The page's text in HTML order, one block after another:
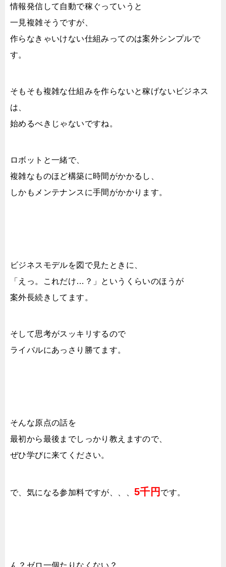
情報発信して自動で稼ぐっていうと
一見複雑そうですが、
作らなきゃいけない仕組みってのは案外シンプルで
す。
そもそも複雑な仕組みを作らないと稼げないビジネス
は、
始めるべきじゃないですね。
ロボットと一緒で、
複雑なものほど構築に時間がかかるし、
しかもメンテナンスに手間がかかります。
ビジネスモデルを図で見たときに、
「えっ。これだけ…？」というくらいのほうが
案外長続きしてます。
そして思考がスッキリするので
ライバルにあっさり勝てます。
そんな原点の話を
最初から最後までしっかり教えますので、
ぜひ学びに来てください。
で、気になる参加料ですが、、、 5千円 です。
ん？ゼロ一個たりなくない？